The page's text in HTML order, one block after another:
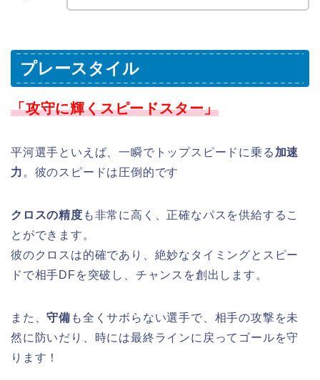
プレースタイル
「攻守に輝くスピードスター」
平河選手といえば、一瞬でトップスピードに乗る 加速
力 。彼のスピードは圧倒的です
クロスの精度 も非常に高く、正確なパスを供給するこ
とができます。
彼のクロスは的確であり、絶妙なタイミングとスピー
ドで相手DFを突破し、チャンスを創出します。
また、守備 も全くサボらない選手で、相手の攻撃を未
然に防いだり、時には最終ラインに戻ってゴールを守
ります！